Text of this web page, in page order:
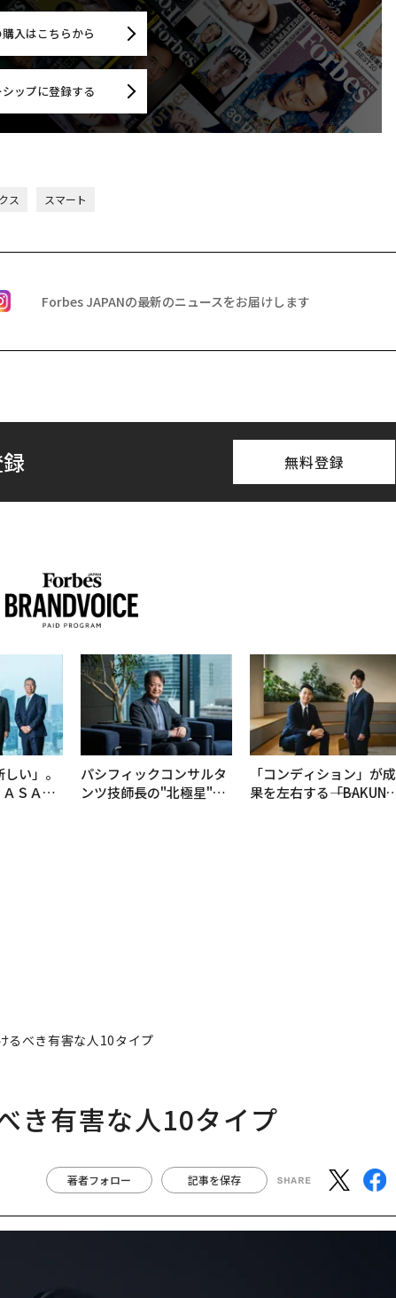
入はこちらから
ップに登録する
ス スマート
Forbes JAPANの最新のニュースをお届けします
無料登録
い」。
ＳＡと
パシフィックコンサルタ
ンツ技師長の"北極星"。
「コンディション」が成
果を左右する――「BAKUN
るべき有害な人10タイプ
き有害な人10タイプ
著者フォロー 記事を保存